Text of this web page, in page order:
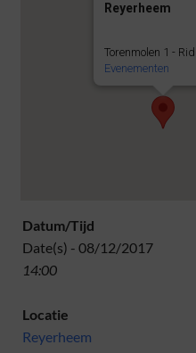
Reyerheem
Torenmolen 1 -
Evenementen
Datum/Tijd
Date(s) - 08/12/2017
14:00
Locatie
Reyerheem